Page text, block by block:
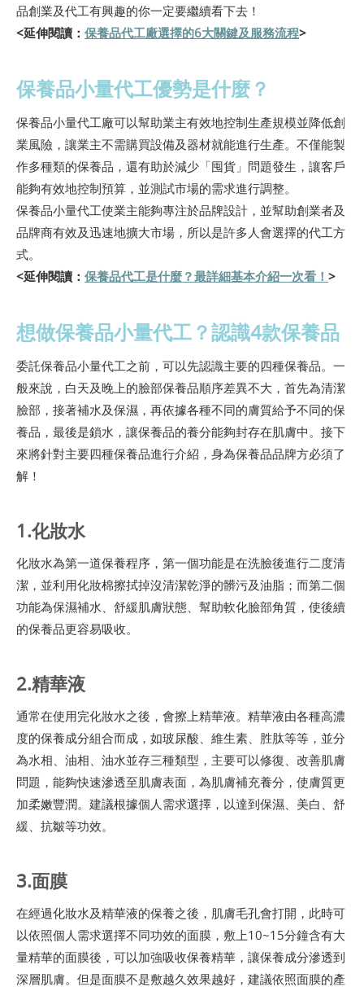
品創業及代工有興趣的你一定要繼續看下去！
<延伸閱讀： 保養品代工廠選擇的6大關鍵及服務流程>
保養品小量代工優勢是什麼？
保養品小量代工廠可以幫助業主有效地控制生產規模並降低創
業風險，讓業主不需購買設備及器材就能進行生產。不僅能製
作多種類的保養品，還有助於減少「囤貨」問題發生，讓客戶
能夠有效地控制預算，並測試市場的需求進行調整。
保養品小量代工使業主能夠專注於品牌設計，並幫助創業者及
品牌商有效及迅速地擴大市場，所以是許多人會選擇的代工方
式。
<延伸閱讀： 保養品代工是什麼？最詳細基本介紹一次看！ >
想做保養品小量代工？認識4款保養品
委託保養品小量代工之前，可以先認識主要的四種保養品。一
般來說，白天及晚上的臉部保養品順序差異不大，首先為清潔
臉部，接著補水及保濕，再依據各種不同的膚質給予不同的保
養品，最後是鎖水，讓保養品的養分能夠封存在肌膚中。接下
來將針對主要四種保養品進行介紹，身為保養品品牌方必須了
解！
1.化妝水
化妝水為第一道保養程序，第一個功能是在洗臉後進行二度清
潔，並利用化妝棉擦拭掉沒清潔乾淨的髒污及油脂；而第二個
功能為保濕補水、舒緩肌膚狀態、幫助軟化臉部角質，使後續
的保養品更容易吸收。
2.精華液
通常在使用完化妝水之後，會擦上精華液。精華液由各種高濃
度的保養成分組合而成，如玻尿酸、維生素、胜肽等等，並分
為水相、油相、油水並存三種類型，主要可以修復、改善肌膚
問題，能夠快速滲透至肌膚表面，為肌膚補充養分，使膚質更
加柔嫩豐潤。建議根據個人需求選擇，以達到保濕、美白、舒
緩、抗皺等功效。
3.面膜
在經過化妝水及精華液的保養之後，肌膚毛孔會打開，此時可
以依照個人需求選擇不同功效的面膜，敷上10~15分鐘含有大
量精華的面膜後，可以加強吸收保養精華，讓保養成分滲透到
深層肌膚。但是面膜不是敷越久效果越好，建議依照面膜的產